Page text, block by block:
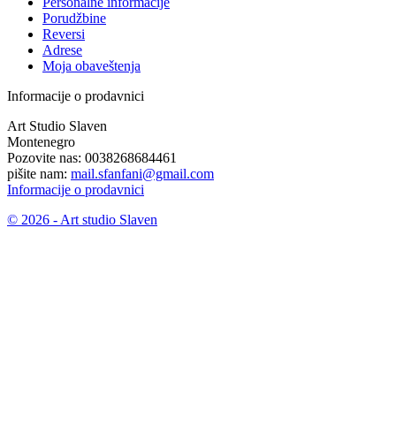
Porudžbine
Reversi
Adrese
Moja obaveštenja
Informacije o prodavnici
Art Studio Slaven
Montenegro
Pozovite nas: 0038268684461
pišite nam: mail.sfanfani@gmail.com
Informacije o prodavnici
© 2026 - Art studio Slaven